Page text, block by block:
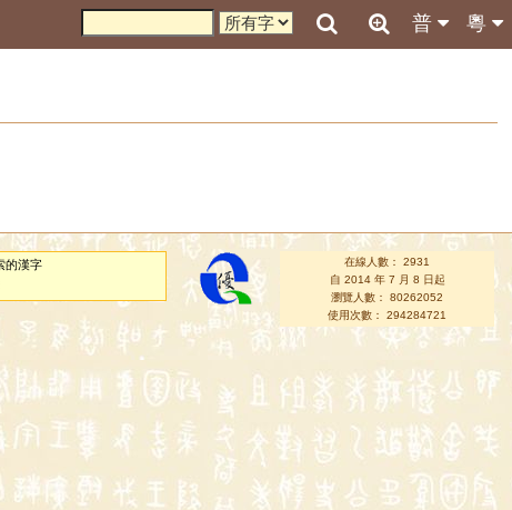
粵
普
的漢字
在線人數： 2931
自 2014 年 7 月 8 日起
瀏覽人數： 80262052
使用次數： 294284721